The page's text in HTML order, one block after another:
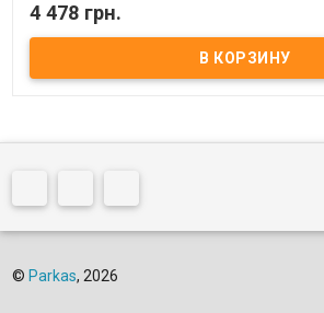
4 478 грн.
© Parkas, 2026